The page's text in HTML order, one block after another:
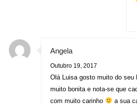
Angela
Outubro 19, 2017
Olá Luisa gosto muito do seu
muito bonita e nota-se que
com muito carinho
a sua